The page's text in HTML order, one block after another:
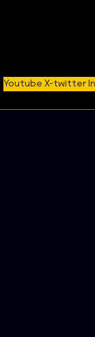
YoutubeX-twitter